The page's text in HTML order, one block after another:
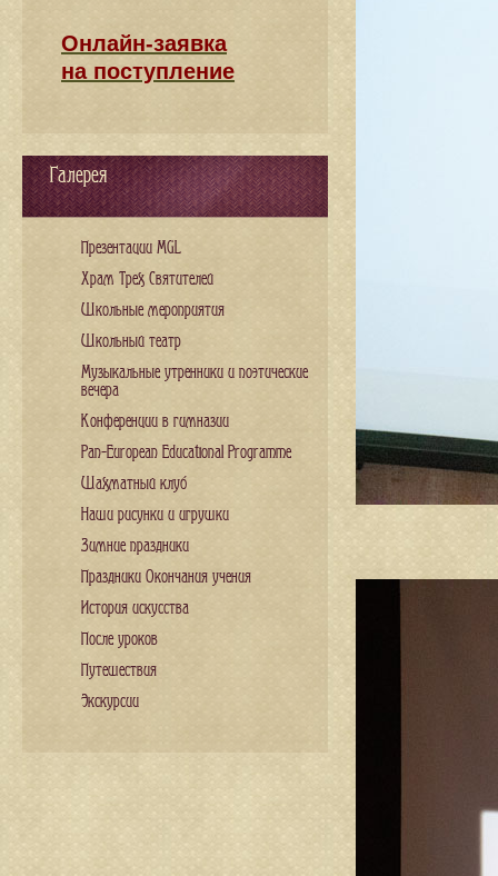
Онлайн-заявка
на поступление
Галерея
Презентации MGL
Храм Трех Святителей
Школьные мероприятия
Школьный театр
Музыкальные утренники и поэтические
вечера
Конференции в гимназии
Pan-European Educational Programme
Шахматный клуб
Наши рисунки и игрушки
Зимние праздники
Праздники Окончания учения
История искусства
После уроков
Путешествия
Экскурсии